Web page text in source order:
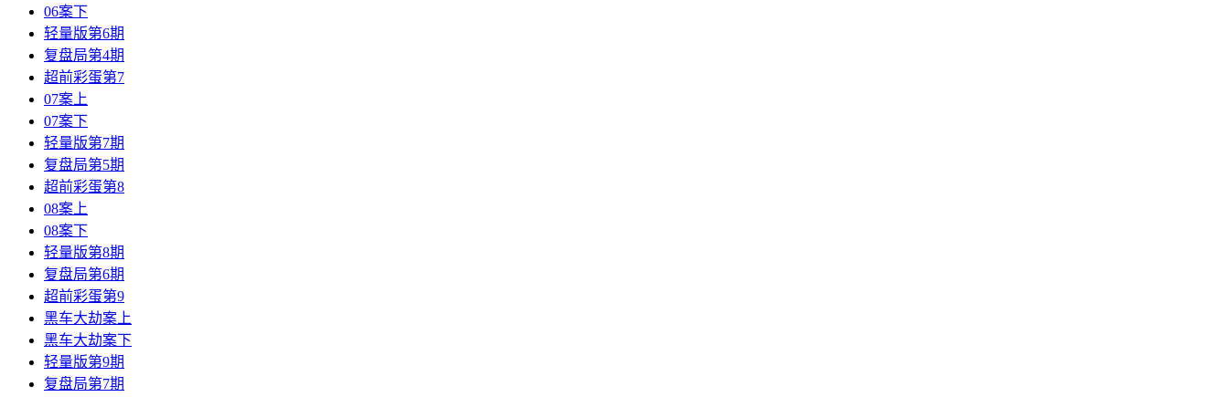
06案下
轻量版第6期
复盘局第4期
超前彩蛋第7
07案上
07案下
轻量版第7期
复盘局第5期
超前彩蛋第8
08案上
08案下
轻量版第8期
复盘局第6期
超前彩蛋第9
黑车大劫案上
黑车大劫案下
轻量版第9期
复盘局第7期